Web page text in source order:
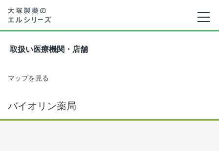
取扱い医療機関・店舗
マップを見る
バイオリン薬局